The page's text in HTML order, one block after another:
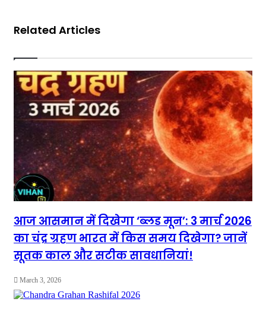
Related Articles
आज आसमान में दिखेगा ‘ब्लड मून’: 3 मार्च 2026
का चंद्र ग्रहण भारत में किस समय दिखेगा? जानें
सूतक काल और सटीक सावधानियां!
March 3, 2026